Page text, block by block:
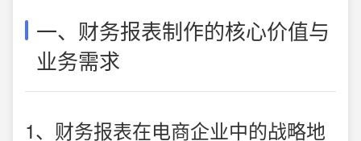
一、财务报表制作的核心价值与
业务需求
1、财务报表在电商企业中的战略地